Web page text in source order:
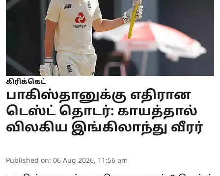
கிரிக்கெட்
பாகிஸ்தானுக்கு எதிரான
டெஸ்ட் தொடர்: காயத்தால்
விலகிய இங்கிலாந்து வீரர்
Published on: 06 Aug 2026, 11:56 am